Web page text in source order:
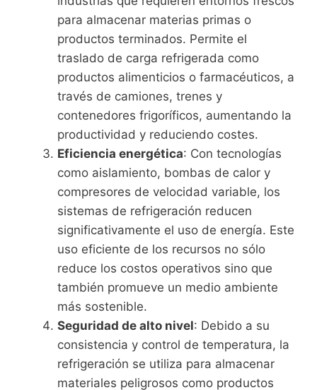
para almacenar materias primas o
productos terminados. Permite el
traslado de carga refrigerada como
productos alimenticios o farmacéuticos, a
través de camiones, trenes y
contenedores frigoríficos, aumentando la
productividad y reduciendo costes.
Eficiencia energética: Con tecnologías
como aislamiento, bombas de calor y
compresores de velocidad variable, los
sistemas de refrigeración reducen
significativamente el uso de energía. Este
uso eficiente de los recursos no sólo
reduce los costos operativos sino que
también promueve un medio ambiente
más sostenible.
Seguridad de alto nivel: Debido a su
consistencia y control de temperatura, la
refrigeración se utiliza para almacenar
materiales peligrosos como productos